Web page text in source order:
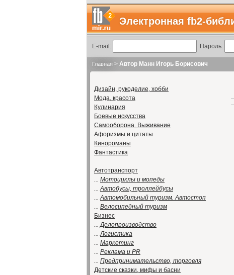
Электронная fb2-
E-mail: Пароль:
Главная > Автор Манн Игорь Борисович
Дизайн, рукоделие, хобби
Мода, красота
Кулинария
Боевые искусства
Самооборона. Выживание
Афоризмы и цитаты
Кинороманы
Фантастика
Автотранспорт
... Мотоциклы и мопеды
...Автобусы, троллейбусы
...Автомобильный туризм. Автостоп
... Велосипедный туризм
Бизнес
...Делопроизводство
...Логистика
... Маркетинг
... Реклама и PR
... Предпринимательство, торговля
Детские сказки, мифы и басни